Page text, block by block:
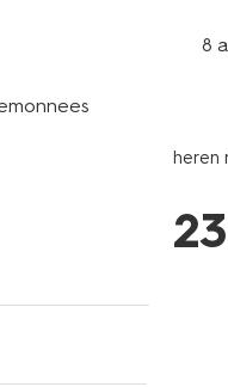
8
heren
23